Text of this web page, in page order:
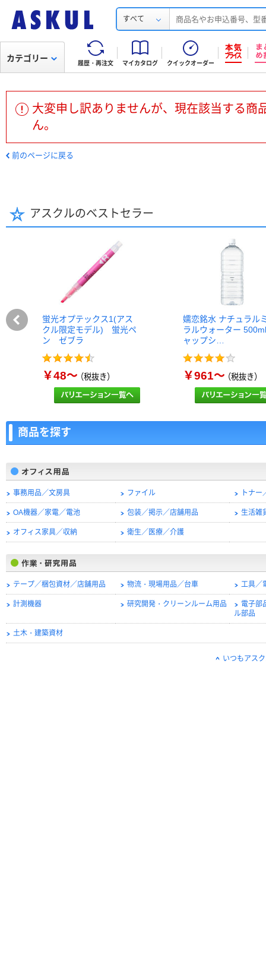
すべて
履歴・再注文 マイカタログ クイックオーダー
カテゴリー
大変申し訳ありませんが、現在該当する商
ん。
前のページに戻る
アスクルのベストセラー
蛍光オプテックス1(アス
クル限定モデル) 蛍光ペ
ン ゼブラ
￥48～（税抜き）
嬬恋銘水 ナチュラル
ラルウォーター
ャップシ…
￥961～（税抜き）
商品を探す
事務用品／文房具 ファイル トナ
OA機器／家電／電池 包装／掲示／店舗用品 生活雑
オフィス家具／収納 衛生／医療／介護
テープ／梱包資材／店舗用品 物流・現場用品／台車 工具／
計測機器 研究開発・クリーンルーム用品
電子部
ル部品
土木・建築資材
いつもアス